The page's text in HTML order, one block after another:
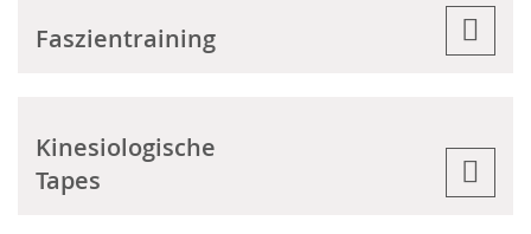
Faszientraining
Kinesiologische
Tapes